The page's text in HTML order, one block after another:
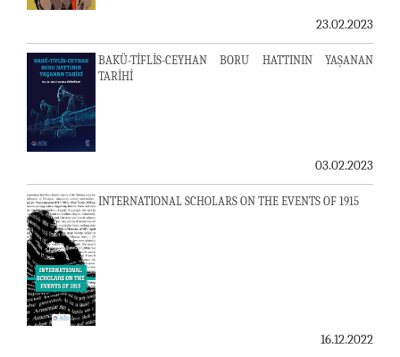
23.02.2023
BAKÜ-TİFLİS-CEYHAN BORU HATTININ YAŞANAN
TARİHİ
03.02.2023
INTERNATIONAL SCHOLARS ON THE EVENTS OF 1915
16.12.2022